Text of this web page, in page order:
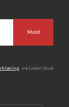
Meld
, inkludert bruk